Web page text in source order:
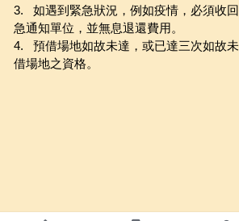
3.   如遇到緊急狀況，例如疫情，必須收
急通知單位，並無息退還費用。
4.   預借場地如故未達，或已達三次如故
借場地之資格。